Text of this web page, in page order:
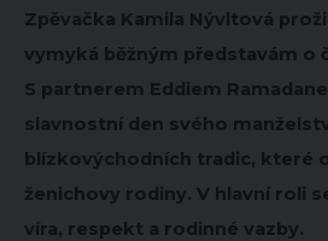
Zpěvačka Kamila Nývltová
vymyká běžným představám o
S partnerem Eddiem
slavnostní den svého
blízkovýchodních tradic, které
ženichovy rodiny. V hlavní roli
víra, respekt a rodinné vazby.